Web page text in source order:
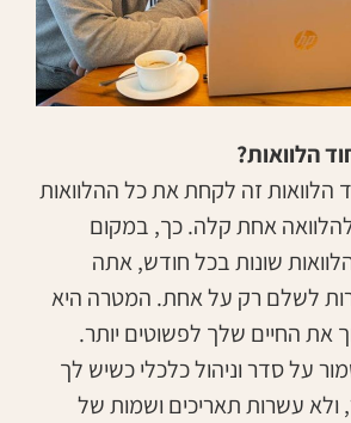
הלוואות?
הלוואות זה לקחת את כל ההלוואות
אחת קלה. כך, במקום
שונות בכל חודש, אתה
לשלם רק על אחת. המטרה היא
את החיים שלך לפשוטים יותר.
על סדר וניהול כלכלי כשיש לך
עשרות תאריכים ושמות של